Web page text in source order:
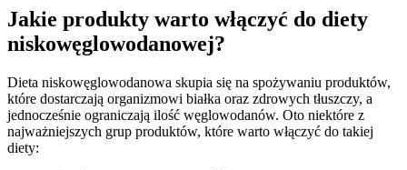
Jakie produkty warto włączyć do diety
niskowęglowodanowej?
Dieta niskowęglowodanowa skupia się na spożywaniu produktów,
które dostarczają organizmowi białka oraz zdrowych tłuszczy, a
jednocześnie ograniczają ilość węglowodanów. Oto niektóre z
najważniejszych grup produktów, które warto włączyć do takiej
diety: